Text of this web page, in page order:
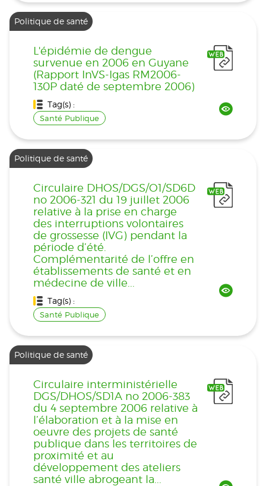
Politique de santé
L'épidémie de dengue
survenue en 2006 en Guyane
(Rapport InVS-Igas RM2006-
130P daté de septembre 2006)
Tag(s) :
Santé Publique
Politique de santé
Circulaire DHOS/DGS/O1/SD6D
no 2006-321 du 19 juillet 2006
relative à la prise en charge
des interruptions volontaires
de grossesse (IVG) pendant la
période d’été.
Complémentarité de l’offre en
établissements de santé et en
médecine de ville...
Tag(s) :
Santé Publique
Politique de santé
Circulaire interministérielle
DGS/DHOS/SD1A no 2006-383
du 4 septembre 2006 relative à
l’élaboration et à la mise en
oeuvre des projets de santé
publique dans les territoires de
proximité et au
développement des ateliers
santé ville abrogeant la...